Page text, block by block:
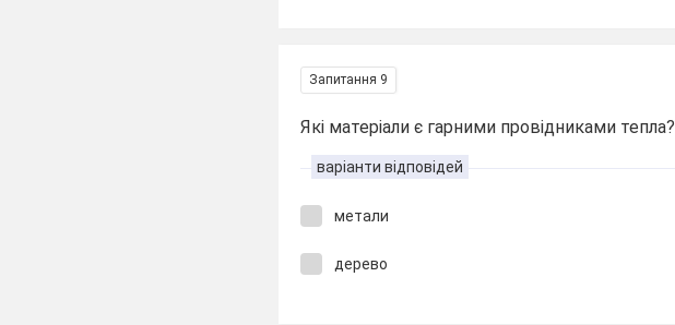
Запитання 9
Які матеріали є гарними провідниками тепла?
варіанти відповідей
метали
дерево